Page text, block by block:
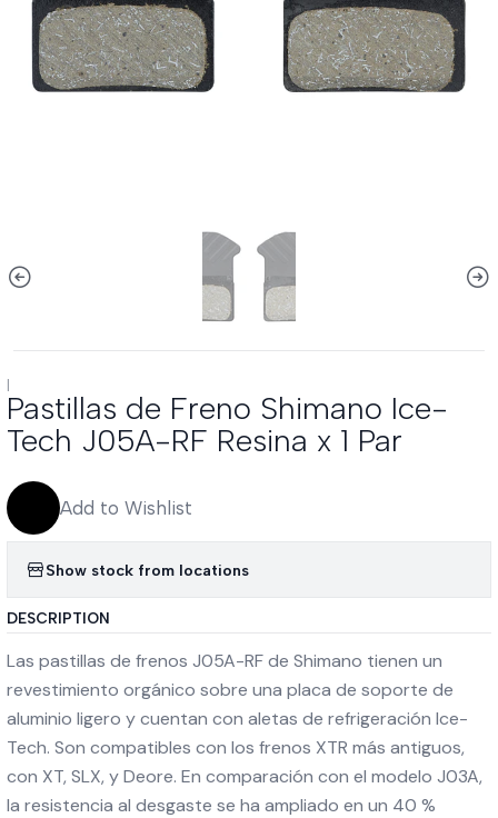
|
Pastillas de Freno Shimano Ice-
Tech J05A-RF Resina x 1 Par
Add to Wishlist
Show stock from locations
DESCRIPTION
Las pastillas de frenos J05A-RF de Shimano tienen un
revestimiento orgánico sobre una placa de soporte de
aluminio ligero y cuentan con aletas de refrigeración Ice-
Tech. Son compatibles con los frenos XTR más antiguos,
con XT, SLX, y Deore. En comparación con el modelo J03A,
la resistencia al desgaste se ha ampliado en un 40 %